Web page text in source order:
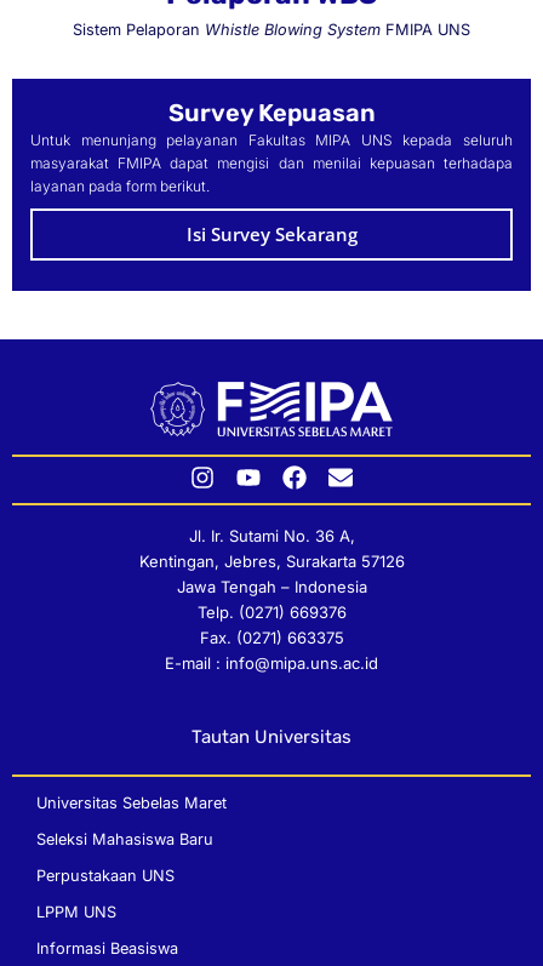
Sistem Pelaporan Whistle Blowing System FMIPA UNS
Survey Kepuasan
Untuk menunjang pelayanan Fakultas MIPA UNS kepada seluruh
masyarakat FMIPA dapat mengisi dan menilai kepuasan terhadapa
layanan pada form berikut.
Isi Survey Sekarang
I
n
s
t
a
g
r
a
Y
o
u
t
u
b
e
F
a
c
e
b
o
o
k
E
n
v
e
l
o
p
e
Jl. Ir. Sutami No. 36 A,
Kentingan, Jebres, Surakarta 57126
Jawa Tengah – Indonesia
Telp. (0271) 669376
Fax. (0271) 663375
E-mail : info@mipa.uns.ac.id
Tautan Universitas
Universitas Sebelas Maret
Seleksi Mahasiswa Baru
Perpustakaan UNS
LPPM UNS
Informasi Beasiswa